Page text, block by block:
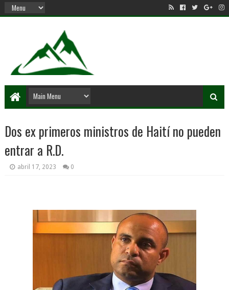
Dos ex primeros ministros de Haití no pueden
entrar a R.D.
abril 17, 2023 0